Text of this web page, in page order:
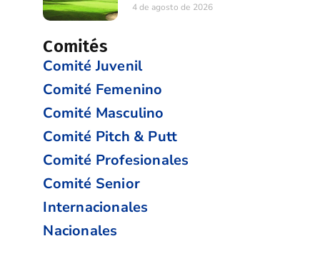
4 de agosto de 2026
Comités
Comité Juvenil
Comité Femenino
Comité Masculino
Comité Pitch & Putt
Comité Profesionales
Comité Senior
Internacionales
Nacionales